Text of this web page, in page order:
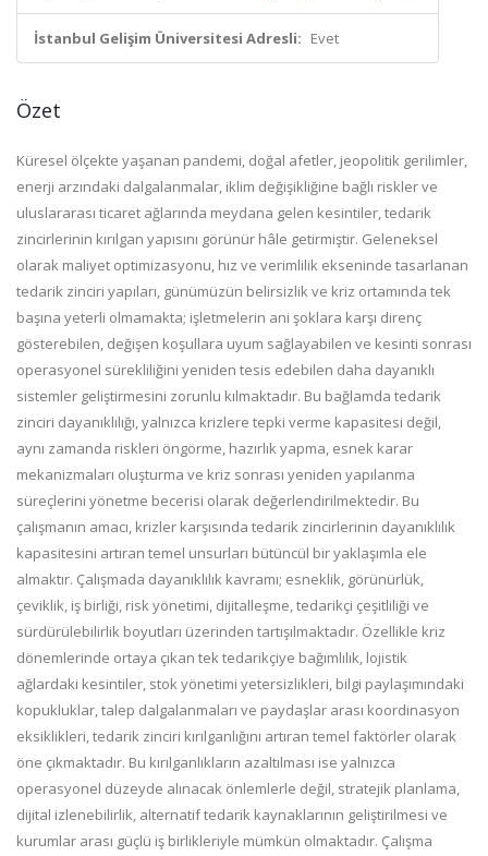
İstanbul Gelişim Üniversitesi Adresli: Evet
Özet
Küresel ölçekte yaşanan pandemi, doğal afetler, jeopolitik gerilimler,
enerji arzındaki dalgalanmalar, iklim değişikliğine bağlı riskler ve
uluslararası ticaret ağlarında meydana gelen kesintiler, tedarik
zincirlerinin kırılgan yapısını görünür hâle getirmiştir. Geleneksel
olarak maliyet optimizasyonu, hız ve verimlilik ekseninde tasarlanan
tedarik zinciri yapıları, günümüzün belirsizlik ve kriz ortamında tek
başına yeterli olmamakta; işletmelerin ani şoklara karşı direnç
gösterebilen, değişen koşullara uyum sağlayabilen ve kesinti sonrası
operasyonel sürekliliğini yeniden tesis edebilen daha dayanıklı
sistemler geliştirmesini zorunlu kılmaktadır. Bu bağlamda tedarik
zinciri dayanıklılığı, yalnızca krizlere tepki verme kapasitesi değil,
aynı zamanda riskleri öngörme, hazırlık yapma, esnek karar
mekanizmaları oluşturma ve kriz sonrası yeniden yapılanma
süreçlerini yönetme becerisi olarak değerlendirilmektedir. Bu
çalışmanın amacı, krizler karşısında tedarik zincirlerinin dayanıklılık
kapasitesini artıran temel unsurları bütüncül bir yaklaşımla ele
almaktır. Çalışmada dayanıklılık kavramı; esneklik, görünürlük,
çeviklik, iş birliği, risk yönetimi, dijitalleşme, tedarikçi çeşitliliği ve
sürdürülebilirlik boyutları üzerinden tartışılmaktadır. Özellikle kriz
dönemlerinde ortaya çıkan tek tedarikçiye bağımlılık, lojistik
ağlardaki kesintiler, stok yönetimi yetersizlikleri, bilgi paylaşımındaki
kopukluklar, talep dalgalanmaları ve paydaşlar arası koordinasyon
eksiklikleri, tedarik zinciri kırılganlığını artıran temel faktörler olarak
öne çıkmaktadır. Bu kırılganlıkların azaltılması ise yalnızca
operasyonel düzeyde alınacak önlemlerle değil, stratejik planlama,
dijital izlenebilirlik, alternatif tedarik kaynaklarının geliştirilmesi ve
kurumlar arası güçlü iş birlikleriyle mümkün olmaktadır. Çalışma